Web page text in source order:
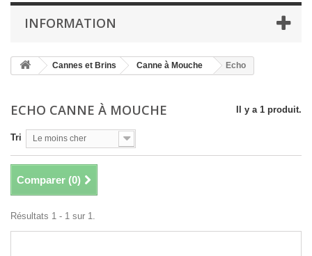
INFORMATION
Cannes et Brins Canne à Mouche Echo
ECHO CANNE À MOUCHE Il y a 1 produit.
Tri Le moins cher
Comparer (0)
Résultats 1 - 1 sur 1.